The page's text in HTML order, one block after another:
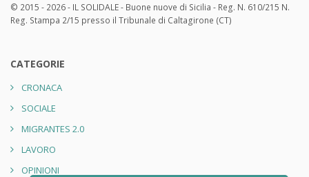
© 2015 - 2026 - IL SOLIDALE - Buone nuove di Sicilia - Reg. N. 610/215 N.
Reg. Stampa 2/15 presso il Tribunale di Caltagirone (CT)
CATEGORIE
CRONACA
SOCIALE
MIGRANTES 2.0
LAVORO
OPINIONI